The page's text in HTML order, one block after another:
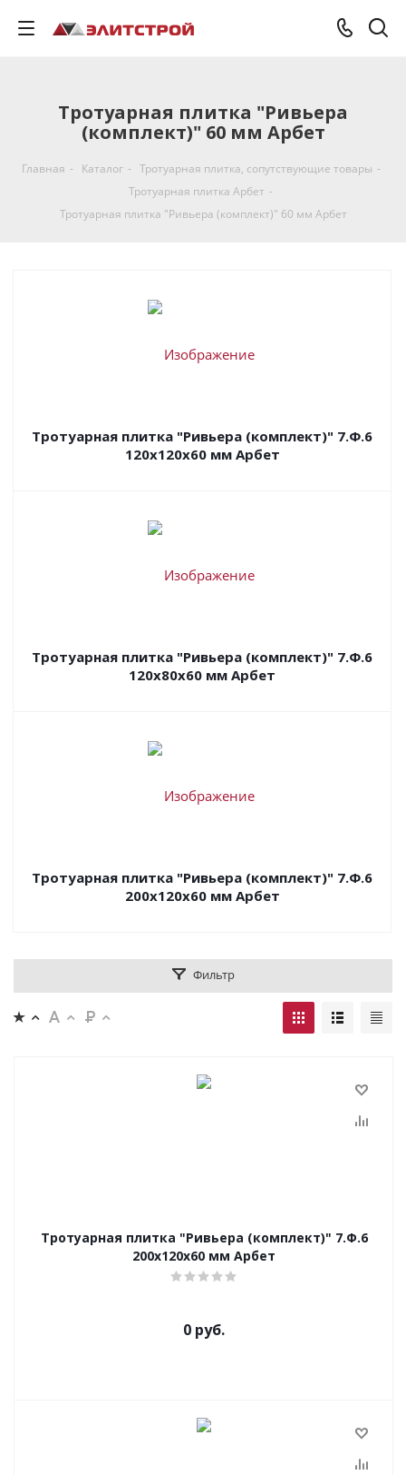
Тротуарная плитка "Ривьера
(комплект)" 60 мм Арбет
Главная - Каталог - Тротуарная плитка, cопутствующие товары -
Тротуарная плитка Арбет -
Тротуарная плитка "Ривьера (комплект)" 60 мм Арбет
Тротуарная плитка "Ривьера (комплект)" 7.Ф.6
120x120x60 мм Арбет
Тротуарная плитка "Ривьера (комплект)" 7.Ф.6
120x80x60 мм Арбет
Тротуарная плитка "Ривьера (комплект)" 7.Ф.6
200x120x60 мм Арбет
Фильтр
Тротуарная плитка "Ривьера (комплект)" 7.Ф.6
200x120x60 мм Арбет
0 руб.